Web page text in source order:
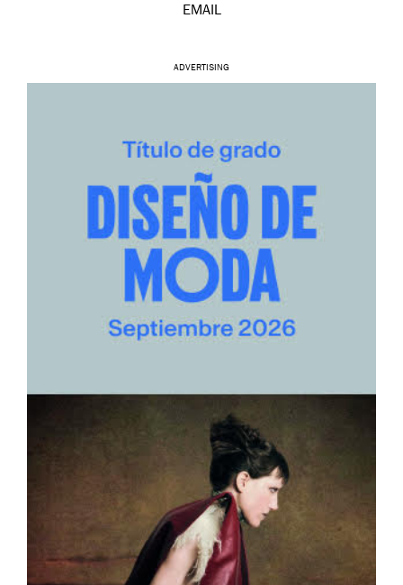
EMAIL
ADVERTISING